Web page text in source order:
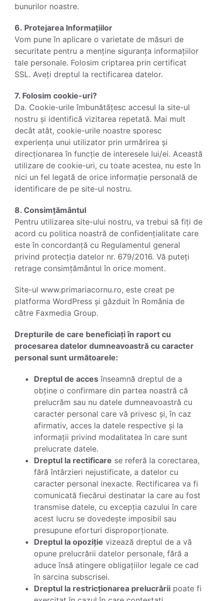
bunurilor noastre.
6. Protejarea Informațiilor
Vom pune în aplicare o varietate de măsuri de
securitate pentru a menține siguranța informațiilor
tale personale. Folosim criptarea prin certificat
SSL. Aveți dreptul la rectificarea datelor.
7. Folosim cookie-uri?
Da. Cookie-urile îmbunătățesc accesul la site-ul
nostru și identifică vizitarea repetată. Mai mult
decât atât, cookie-urile noastre sporesc
experiența unui utilizator prin urmărirea și
direcționarea în funcție de interesele lui/ei. Această
utilizare de cookie-uri, cu toate acestea, nu este în
nici un fel legată de orice informație personală de
identificare de pe site-ul nostru.
8. Consimțământul
Pentru utilizarea site-ului nostru, va trebui să fiți de
acord cu politica noastră de confidențialitate care
este în concordanță cu Regulamentul general
privind protecția datelor nr. 679/2016. Vă puteți
retrage consimțământul în orice moment.
Site-ul www.primariacornu.ro, este creat pe
platforma WordPress și găzduit în România de
către Faxmedia Group.
Drepturile de care beneficiați în raport cu
procesarea datelor dumneavoastră cu caracter
personal sunt următoarele:
Dreptul de acces înseamnă dreptul de a
obține o confirmare din partea noastră că
prelucrăm sau nu datele dumneavoastră cu
caracter personal care vă privesc și, în caz
afirmativ, acces la datele respective și la
informații privind modalitatea în care sunt
prelucrate datele.
Dreptul la rectificare se referă la corectarea,
fără întârzieri nejustificate, a datelor cu
caracter personal inexacte. Rectificarea va fi
comunicată fiecărui destinatar la care au fost
transmise datele, cu excepția cazului în care
acest lucru se dovedește imposibil sau
presupune eforturi disproporționate.
Dreptul la opoziție vizează dreptul de a vă
opune prelucrării datelor personale, fără a
aduce însă atingere obligațiilor legale ce cad
în sarcina subscrisei.
Dreptul la restricționarea prelucrării poate fi